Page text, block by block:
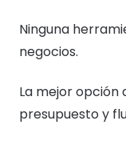
Ninguna
negocios.
La mejor opción
presupuesto y